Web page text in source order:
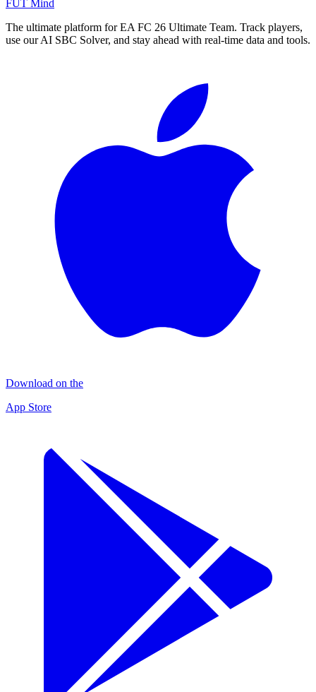
FUT Mind
The ultimate platform for EA FC 26 Ultimate Team. Track players,
use our AI SBC Solver, and stay ahead with real-time data and tools.
Download on the
App Store